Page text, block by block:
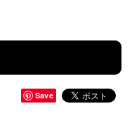
Save